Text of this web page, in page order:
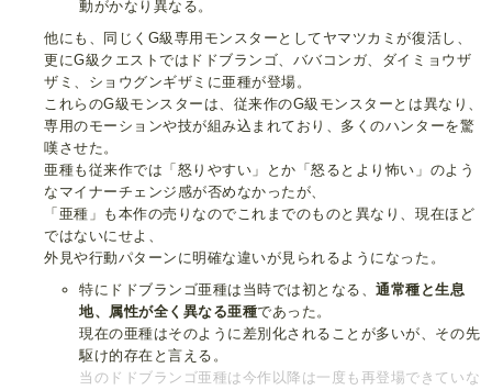
動がかなり異なる。
他にも、同じくG級専用モンスターとしてヤマツカミが復活し、
更にG級クエストではドドブランゴ、ババコンガ、ダイミョウザ
ザミ、ショウグンギザミに亜種が登場。
これらのG級モンスターは、従来作のG級モンスターとは異なり、
専用のモーションや技が組み込まれており、多くのハンターを驚
嘆させた。
亜種も従来作では「怒りやすい」とか「怒るとより怖い」のよう
なマイナーチェンジ感が否めなかったが、
「亜種」も本作の売りなのでこれまでのものと異なり、現在ほど
ではないにせよ、
外見や行動パターンに明確な違いが見られるようになった。
特にドドブランゴ亜種は当時では初となる、通常種と生息
地、属性が全く異なる亜種であった。
現在の亜種はそのように差別化されることが多いが、その先
駆け的存在と言える。
当のドドブランゴ亜種は今作以降は一度も再登場できていな